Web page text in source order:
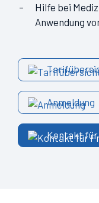
Hilfe bei
Anwendung
Anmeldung
Kontakt für